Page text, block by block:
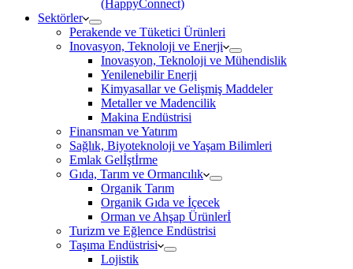
(HappyConnect)
Sektörler
Perakende ve Tüketici Ürünleri
Inovasyon, Teknoloji ve Enerji
Inovasyon, Teknoloji ve Mühendislik
Yenilenebilir Enerji
Kimyasallar ve Gelişmiş Maddeler
Metaller ve Madencilik
Makina Endüstrisi
Finansman ve Yatırım
Sağlık, Biyoteknoloji ve Yaşam Bilimleri
Emlak Gelİştİrme
Gıda, Tarım ve Ormancılık
Organik Tarım
Organik Gıda ve İçecek
Orman ve Ahşap Ürünlerİ
Turizm ve Eğlence Endüstrisi
Taşıma Endüstrisi
Lojistik